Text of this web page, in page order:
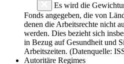
Es wird die
Fonds angegeben, die von
denen die Arbeitsrechte nicht
werden. Dies bezieht sich
in Bezug auf Gesundheit und
Arbeitszeiten. (Datenquelle:
Autoritäre Regimes